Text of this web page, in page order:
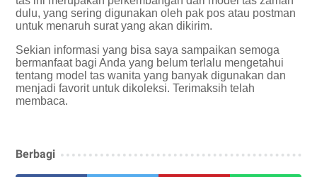
dulu, yang sering digunakan oleh pak pos atau postman
untuk menaruh surat yang akan dikirim.
Sekian informasi yang bisa saya sampaikan semoga
bermanfaat bagi Anda yang belum terlalu mengetahui
tentang model tas wanita yang banyak digunakan dan
menjadi favorit untuk dikoleksi. Terimaksih telah
membaca.
Berbagi